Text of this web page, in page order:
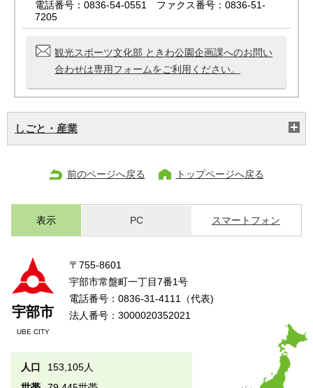
電話番号：0836-54-0551 ファクス番号：0836-51-
7205
観光スポーツ文化部 ときわ公園企画課へのお問い
合わせは専用フォームをご利用ください。
しごと・産業
前のページへ戻る トップページへ戻る
表示 PC スマートフォン
宇部市
UBE CITY
〒755-8601
宇部市常盤町一丁目7番1号
電話番号：0836-31-4111（代表)
法人番号：3000020352021
人口
153,105人